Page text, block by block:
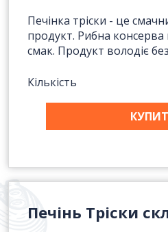
Печінка тріски - це
продукт. Рибна
смак. Продукт володіє
Кількість
Печінь Тріски